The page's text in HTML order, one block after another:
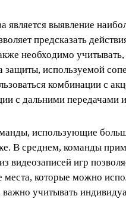
является выявление
предсказать
необходимо
защиты, используемой
комбинации с
с дальними передачами
использующие
В среднем, команды
видеозаписей игр
которые можно
учитывать